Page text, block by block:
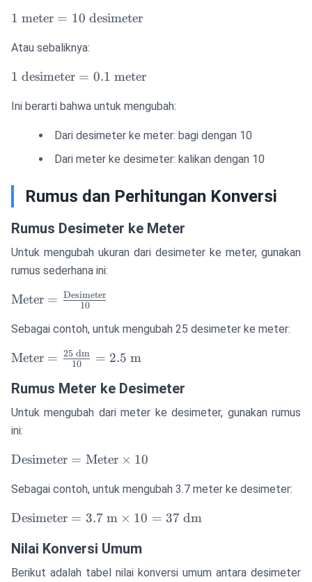
1 \text{
10 \text{
1 meter = 10 desimeter
Atau sebaliknya:
1 \text{
= 0.1
meter}
1 desimeter = 0.1 meter
Ini berarti bahwa untuk mengubah:
Dari desimeter ke meter: bagi dengan 10
Dari meter ke desimeter: kalikan dengan 10
Rumus dan Perhitungan Konversi
Rumus Desimeter ke Meter
Untuk mengubah ukuran dari desimeter ke meter, gunakan
rumus sederhana ini:
\text{Meter} =
{10}
Meter = 10
Desimeter
Sebagai contoh, untuk mengubah 25 desimeter ke meter:
\text{Meter}
\text{ dm}}
{10} = 2.5
\text{ m}
Meter = 10
25 dm = 2.5 m
Rumus Meter ke Desimeter
Untuk mengubah dari meter ke desimeter, gunakan rumus
ini:
\text{Desimeter}
\times 10
Desimeter = Meter × 10
Sebagai contoh, untuk mengubah 3.7 meter ke desimeter:
\text{Desimeter}
\times 10 = 37
\text{ dm}
Desimeter = 3.7m × 10 = 37 dm
Nilai Konversi Umum
Berikut adalah tabel nilai konversi umum antara desimeter